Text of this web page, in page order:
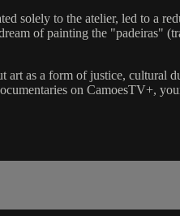
solely to the atelier, led to a
of painting the "padeiras"
art as a form of justice, cultural
on CamoesTV+,